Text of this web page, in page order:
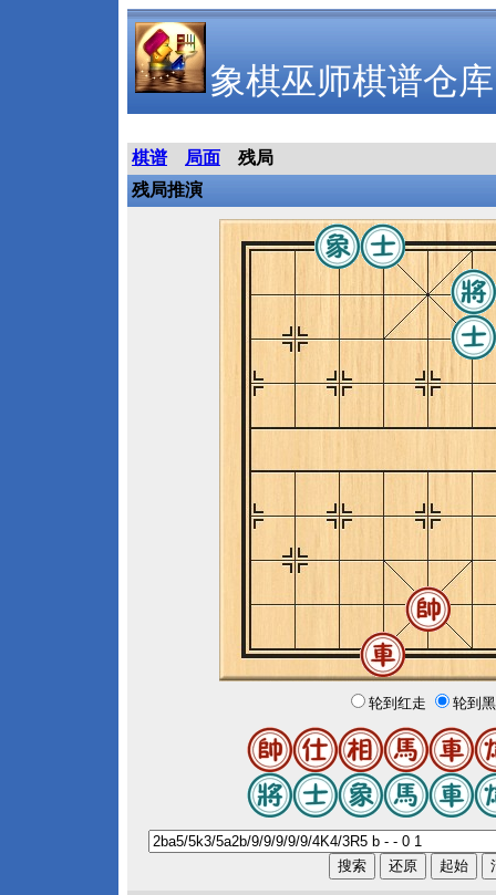
象棋巫师棋谱仓库
棋谱 局面
残局
残局推演
轮到红走 轮到